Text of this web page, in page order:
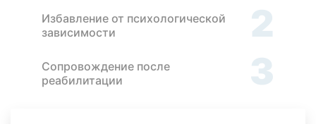
Избавление от психологической
зависимости
2
Сопровождение после
реабилитации
3